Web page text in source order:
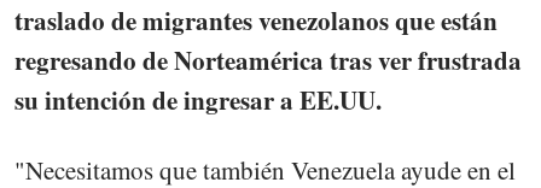
traslado de migrantes venezolanos que están
regresando de Norteamérica tras ver frustrada
su intención de ingresar a EE.UU.
"Necesitamos que también Venezuela ayude en el